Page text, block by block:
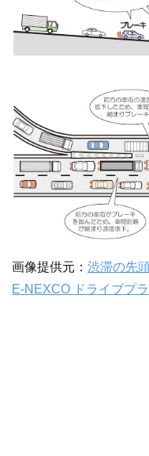
画像提供元： 渋滞の先
E-NEXCO ドライブプ